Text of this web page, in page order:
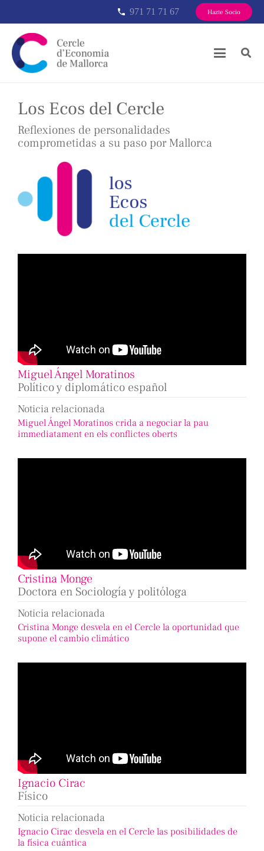
phone 971 71 71 67 Hazte Socio
Los Ecos del Cercle
Reflexiones de personalidades
comprometidas a su paso por Mallorca
Miguel Ángel Moratinos
Político y diplomático español
Noticia relacionada
Miguel Ángel Moratinos crida a negociar la pau
immediatament en els conflictes oberts
Cristina Monge
Doctora en Sociología y politóloga
Noticia relacionada
Cristina Monge desvela en el Cercle la oportunidad que
supone el cambio climático
Ignacio Cirac
Físico
Noticia relacionada
Ignacio Cirac desvela en el Cercle las posibilidades de
la física cuántica